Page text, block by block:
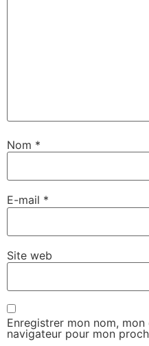
Nom *
E-mail *
Site web
Enregistrer mon nom,
navigateur pour mon